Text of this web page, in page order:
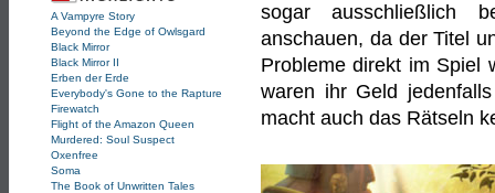
A Vampyre Story
Beyond the Edge of Owlsgard
Black Mirror
Black Mirror II
Erben der Erde
Everybody's Gone to the Rapture
Firewatch
Flight of the Amazon Queen
Murdered: Soul Suspect
Oxenfree
Soma
The Book of Unwritten Tales
sogar ausschließlich
anschauen, da der Titel
Probleme direkt im Spiel
waren ihr Geld
macht auch das Rätseln